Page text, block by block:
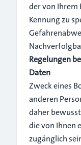
der von
Kennung zu
Regelungen
Daten
Zweck eines
anderen
daher
die von Ihnen
zugänglich